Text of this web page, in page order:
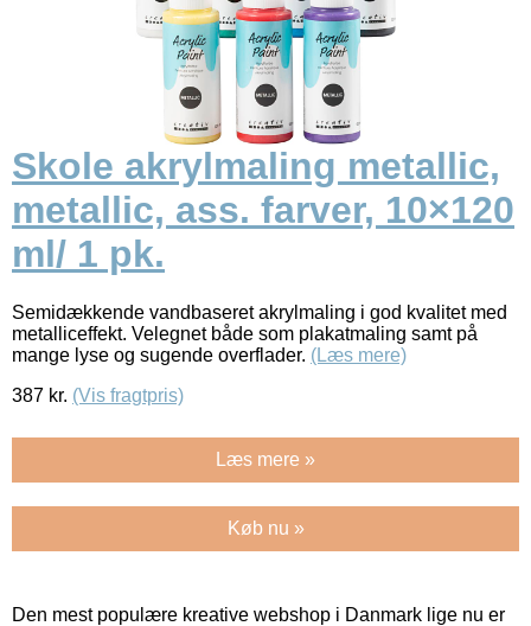
Skole akrylmaling metallic,
metallic, ass. farver, 10×120
ml/ 1 pk.
Semidækkende vandbaseret akrylmaling i god kvalitet med
metalliceffekt. Velegnet både som plakatmaling samt på
mange lyse og sugende overflader. (Læs mere)
387 kr. (Vis fragtpris)
Læs mere »
Køb nu »
Den mest populære kreative webshop i Danmark lige nu er